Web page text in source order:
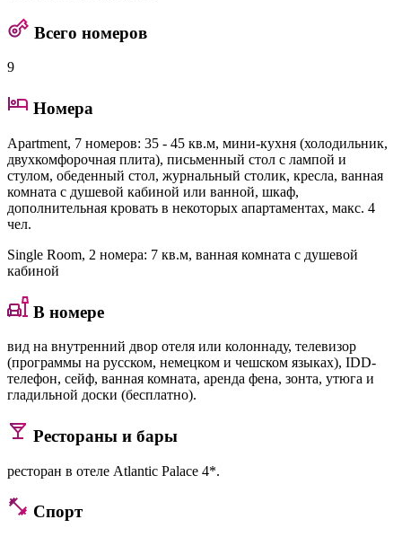
Всего номеров
9
Номера
Apartment, 7 номеров: 35 - 45 кв.м, мини-кухня (холодильник,
двухкомфорочная плита), письменный стол с лампой и
стулом, обеденный стол, журнальный столик, кресла, ванная
комната с душевой кабиной или ванной, шкаф,
дополнительная кровать в некоторых апартаментах, макс. 4
чел.
Single Room, 2 номера: 7 кв.м, ванная комната с душевой
кабиной
В номере
вид на внутренний двор отеля или колоннаду, телевизор
(программы на русском, немецком и чешском языках), IDD-
телефон, сейф, ванная комната, аренда фена, зонта, утюга и
гладильной доски (бесплатно).
Рестораны и бары
ресторан в отеле Atlantic Palace 4*.
Спорт